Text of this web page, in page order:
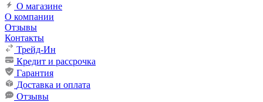
О магазине
О компании
Отзывы
Контакты
Трейд-Ин
Кредит и рассрочка
Гарантия
Доставка и оплата
Отзывы